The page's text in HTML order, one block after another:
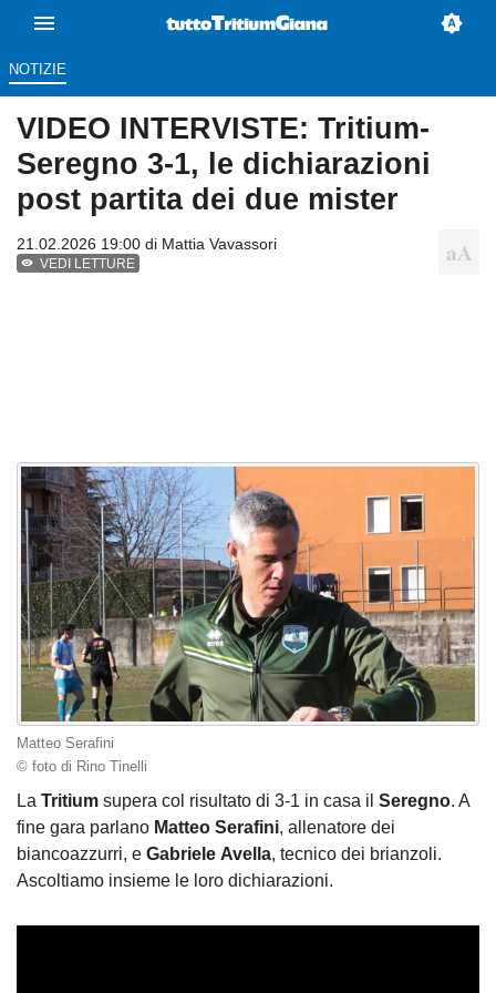
NOTIZIE
VIDEO INTERVISTE: Tritium-
Seregno 3-1, le dichiarazioni
post partita dei due mister
21.02.2026 19:00 di Mattia Vavassori
VEDI LETTURE
Matteo Serafini
© foto di Rino Tinelli
La Tritium supera col risultato di 3-1 in casa il Seregno. A
fine gara parlano Matteo Serafini, allenatore dei
biancoazzurri, e Gabriele Avella, tecnico dei brianzoli.
Ascoltiamo insieme le loro dichiarazioni.